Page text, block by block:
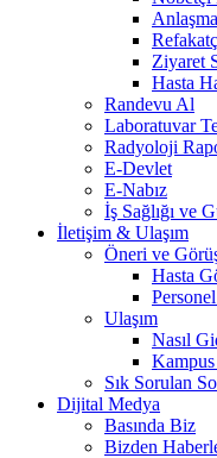
Ziyaret
Hasta
Randevu Al
Laboratuvar
Radyoloji
E-Devlet
E-Nabız
İş Sağlığı ve
İletişim & Ulaşım
Öneri ve
Hasta
Ulaşım
Nasıl
Sık Sorulan
Dijital Medya
Basında Biz
Bizden